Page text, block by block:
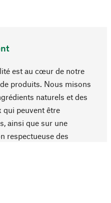
est au cœur de notre
produits. Nous misons
naturels et des
qui peuvent être
ainsi que sur une
respectueuse des